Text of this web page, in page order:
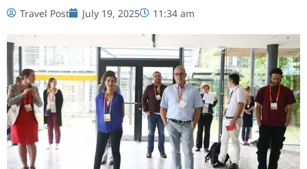
Travel Post July 19, 2025 11:34 am